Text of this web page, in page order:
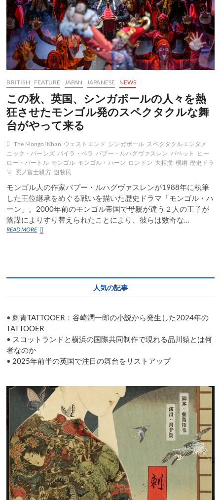
ン」
を
ウ
ラ
ン
ー
ト
で
一
足
お
先
に
賞
BRITISH FEATURE JAPAN JAPANESE NEWS
この秋、英国、シンガポールの人々を熱
狂させたモンゴル発のスペクタクルな舞
台がやって来る
The Mongol Khan ウェストエンド シンガポール スペクタクルエンタメ
ニック・バーンズ バイラ・ベラ バブー・ルハグヴァスレン パペット
ヒー
ロー・バートル モンゴル モンゴル・ハーン ロンドン 大相撲 横綱 歴史ドラ
マ 照ノ富士親方 遊牧民
モンゴル人の作家バブー・ルハグヴァスレンが1988年に執筆
した王位継承をめぐる戦いを描いた歴史ドラマ「モンゴル・ハ
ーン」。2000年前のモンゴル帝国で母親が違う２人の王子が
陰謀によりすり替えられたことにより、彼らは数奇な…
READ MOREこ
ル
の
人々
を
狂
た
モ
ン
ゴ
ル
発
の
ス
ペ
ク
タ
ク
ル
人気の記事
•刺青TATTOOER：谷崎潤一郎の小説から発生した2024年の
TATTOOER
• スコットランドと横浜の国際共同制作で現れる品川猿とは何
者なのか
• 2025年前半の英国で注目の舞台をリストアップ